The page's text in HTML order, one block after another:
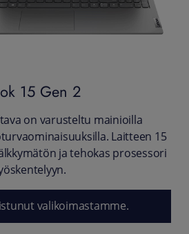
15 Gen 2
on varusteltu mainioilla
Laitteen 15
ja tehokas prosessori
valikoimastamme.